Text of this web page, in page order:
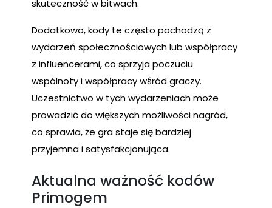
skuteczność w bitwach.
Dodatkowo, kody te często pochodzą z
wydarzeń społecznościowych lub współpracy
z influencerami, co sprzyja poczuciu
wspólnoty i współpracy wśród graczy.
Uczestnictwo w tych wydarzeniach może
prowadzić do większych możliwości nagród,
co sprawia, że gra staje się bardziej
przyjemna i satysfakcjonująca.
Aktualna ważność kodów
Primogem